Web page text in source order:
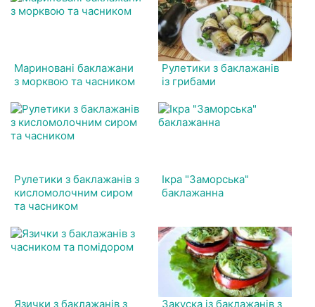
Мариновані баклажани
з морквою та часником
Рулетики з баклажанів
із грибами
Рулетики з баклажанів з
кисломолочним сиром
та часником
Ікра "Заморська"
баклажанна
Язички з баклажанів з
Закуска із баклажанів з